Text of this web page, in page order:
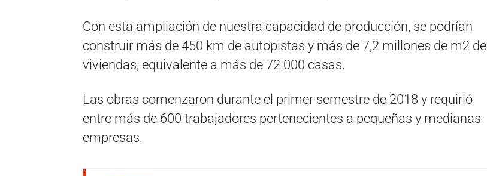
Con esta ampliación de nuestra capacidad de producción, se podrían
construir más de 450 km de autopistas y más de 7,2 millones de m2 de
viviendas, equivalente a más de 72.000 casas.
Las obras comenzaron durante el primer semestre de 2018 y requirió
entre más de 600 trabajadores pertenecientes a pequeñas y medianas
empresas.